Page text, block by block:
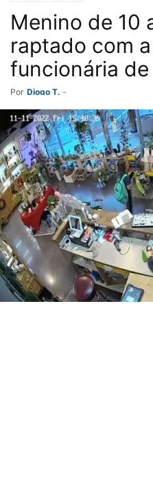
Menino de 10
raptado com
funcionária de
Por Diogo T. -